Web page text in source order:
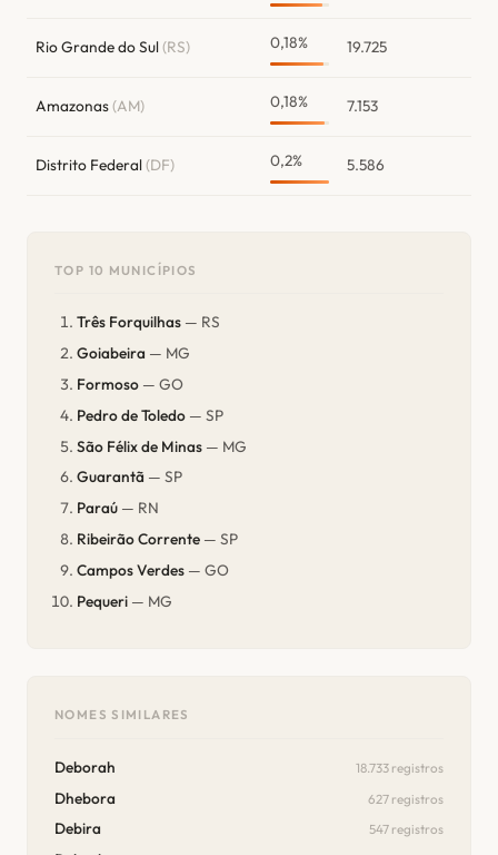
Rio Grande do Sul(RS) 0,18% 19.725
Amazonas(AM) 0,18% 7.153
Distrito Federal(DF) 0,2% 5.586
TOP 10 MUNICÍPIOS
Três Forquilhas — RS
Goiabeira — MG
Formoso — GO
Pedro de Toledo — SP
São Félix de Minas — MG
Guarantã — SP
Paraú — RN
Ribeirão Corrente — SP
Campos Verdes — GO
Pequeri — MG
NOMES SIMILARES
Deborah 18.733 registros
Dhebora 627 registros
Debira 547 registros